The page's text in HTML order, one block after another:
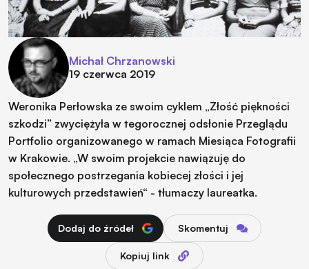
Michał Chrzanowski
19 czerwca 2019
Weronika Perłowska ze swoim cyklem „Złość piękności
szkodzi” zwyciężyła w tegorocznej odsłonie Przeglądu
Portfolio organizowanego w ramach Miesiąca Fotografii
w Krakowie. „W swoim projekcie nawiązuję do
społecznego postrzegania kobiecej złości i jej
kulturowych przedstawień“ - tłumaczy laureatka.
Dodaj do źródeł Skomentuj
Kopiuj link